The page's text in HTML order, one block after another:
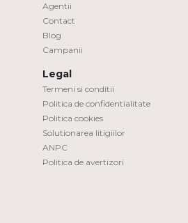
Agentii
Contact
Blog
Campanii
Legal
Termeni si conditii
Politica de confidentialitate
Politica cookies
Solutionarea litigiilor
ANPC
Politica de avertizori